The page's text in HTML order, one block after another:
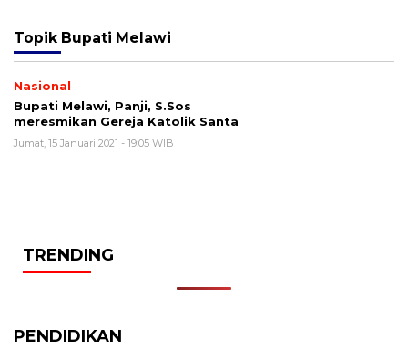
Topik Bupati Melawi
Nasional
Bupati Melawi, Panji, S.Sos
meresmikan Gereja Katolik Santa
Jumat, 15 Januari 2021 - 19:05 WIB
TRENDING
PENDIDIKAN